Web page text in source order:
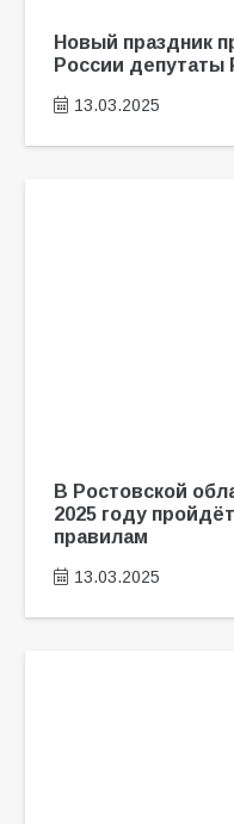
Новый праздник
России депутаты
13.03.2025
В Ростовской
2025 году
правилам
13.03.2025